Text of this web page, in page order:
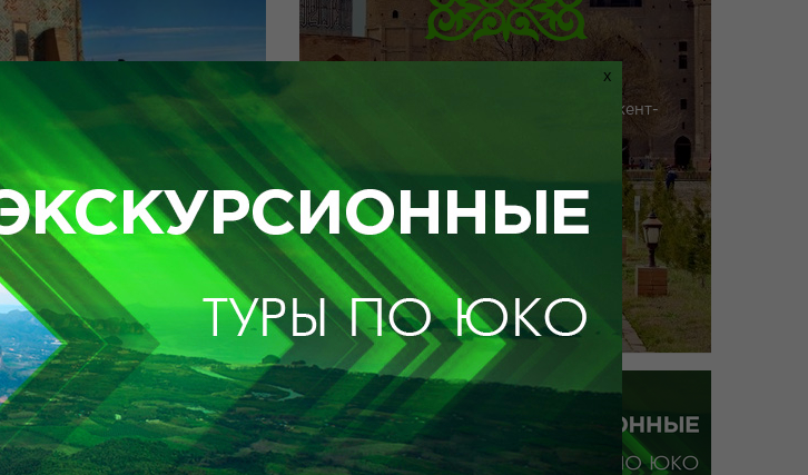
Ташкент-Бухара-Самаранд-Шымкент-
Дни
Маршрут
1
Завтрак в гостинице
Выезд в Ташкент
О ...
Заказать тур
X